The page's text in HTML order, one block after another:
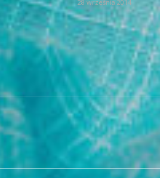
28 września 2014